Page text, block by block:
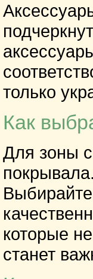
только
Как
Для зоны
которые
станет